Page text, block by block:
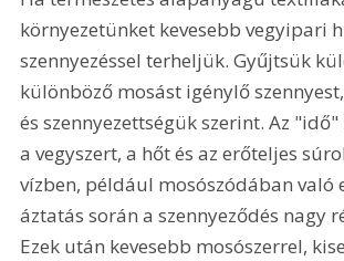
környezetünket kevesebb vegyipari
szennyezéssel terheljük. Gyűjtsük
különböző mosást igénylő
és szennyezettségük szerint. Az
a vegyszert, a hőt és az erőteljes
vízben, például mosószódában való
áztatás során a szennyeződés nagy
Ezek után kevesebb mosószerrel,